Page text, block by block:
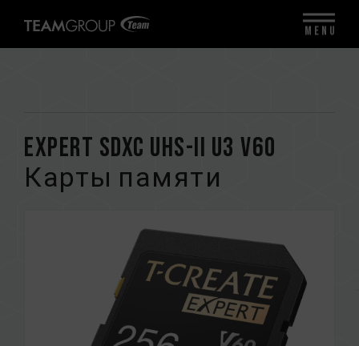
EXPERT SDXC UHS-II U3 V60
Карты памяти
MENU